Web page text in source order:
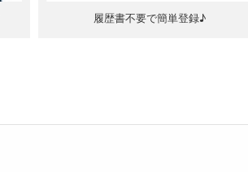
履歴書不要で簡単登録♪